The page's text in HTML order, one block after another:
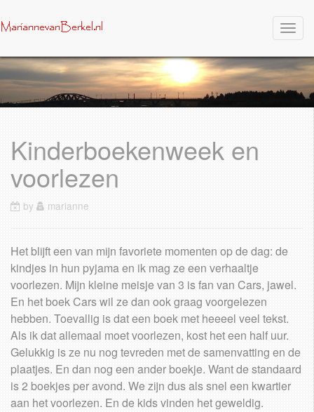
Kinderboekenweek en
voorlezen
by marianne
Het blijft een van mijn favoriete momenten op de dag: de
kindjes in hun pyjama en ik mag ze een verhaaltje
voorlezen. Mijn kleine meisje van 3 is fan van Cars, jawel.
En het boek Cars wil ze dan ook graag voorgelezen
hebben. Toevallig is dat een boek met heeeel veel tekst.
Als ik dat allemaal moet voorlezen, kost het een half uur.
Gelukkig is ze nu nog tevreden met de samenvatting en de
plaatjes. En dan nog een ander boekje. Want de standaard
is 2 boekjes per avond. We zijn dus als snel een kwartier
aan het voorlezen. En de kids vinden het geweldig.